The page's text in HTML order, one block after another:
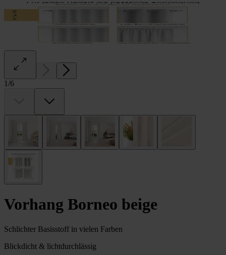
1/6
Vorhang Borneo beige
Schlichter Basisstoff in vielen Farben
Blickdicht & lichtdurchlässig